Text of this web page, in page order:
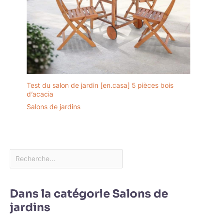
Test du salon de jardin [en.casa] 5 pièces bois
d’acacia
Salons de jardins
Dans la catégorie Salons de
jardins